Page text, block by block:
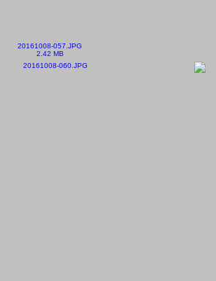
20161008-057.JPG
2.42 MB